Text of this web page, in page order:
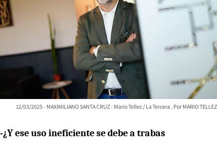
12/03/2025 - MAXIMILIANO SANTA CRUZ - Mario Tellez / La Tercera MARIO TELLEZ
-¿Y ese uso ineficiente se debe a trabas